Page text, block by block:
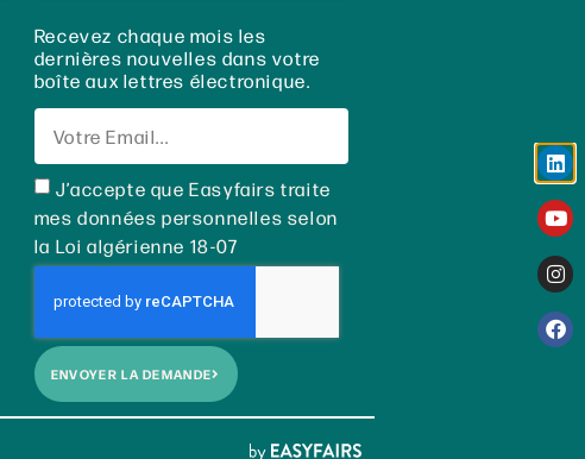
Recevez chaque mois les
dernières nouvelles dans votre
boîte aux lettres électronique.
J’accepte que Easyfairs traite
mes données personnelles selon
la Loi algérienne 18-07
ENVOYER LA DEMANDE